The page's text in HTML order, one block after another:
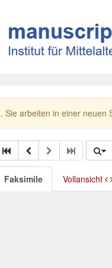
arbeiten in einer neuen
Faksimile Vollansicht